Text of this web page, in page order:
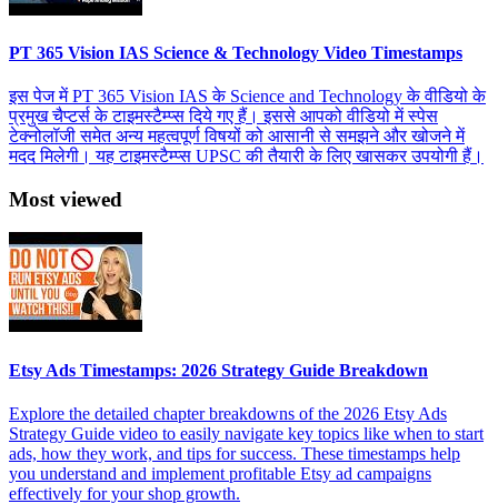
PT 365 Vision IAS Science & Technology Video Timestamps
इस पेज में PT 365 Vision IAS के Science and Technology के वीडियो के
प्रमुख चैप्टर्स के टाइमस्टैम्प्स दिये गए हैं। इससे आपको वीडियो में स्पेस
टेक्नोलॉजी समेत अन्य महत्वपूर्ण विषयों को आसानी से समझने और खोजने में
मदद मिलेगी। यह टाइमस्टैम्प्स UPSC की तैयारी के लिए खासकर उपयोगी हैं।
Most viewed
Etsy Ads Timestamps: 2026 Strategy Guide Breakdown
Explore the detailed chapter breakdowns of the 2026 Etsy Ads
Strategy Guide video to easily navigate key topics like when to start
ads, how they work, and tips for success. These timestamps help
you understand and implement profitable Etsy ad campaigns
effectively for your shop growth.